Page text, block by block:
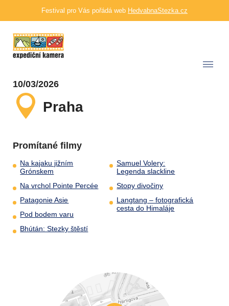
Festival pro Vás pořádá web HedvabnaStezka.cz
10/03/2026
Praha
Promítané filmy
Na kajaku jižním
Grónskem
Na vrchol Pointe Percée
Patagonie Asie
Pod bodem varu
Bhútán: Stezky štěstí
Samuel Volery:
Legenda slackline
Stopy divočiny
Langtang – fotografická
cesta do Himaláje